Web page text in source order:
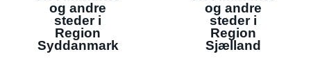
og andre
steder i
Region
Syddanmark
og andre
steder i
Region
Sjælland